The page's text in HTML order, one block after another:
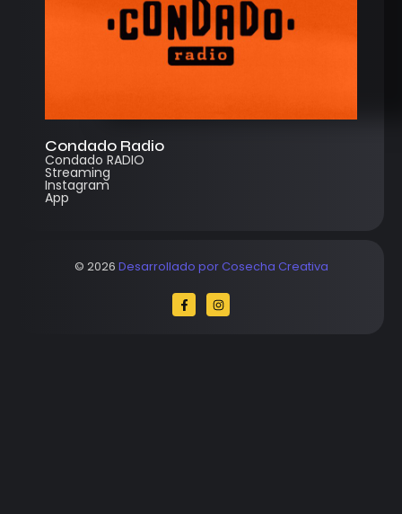
Condado Radio
Condado RADIO
Streaming
Instagram
App
© 2026 Desarrollado por Cosecha Creativa